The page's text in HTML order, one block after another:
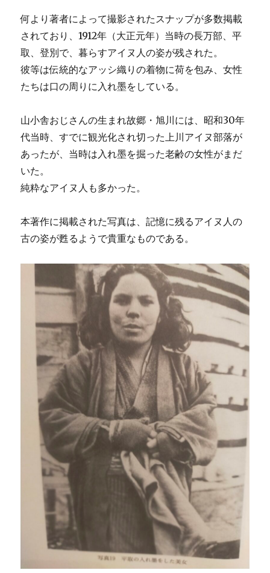
何より著者によって撮影されたスナップが多数掲載
されており、1912年（大正元年）当時の長万部、平
取、登別で、暮らすアイヌ人の姿が残された。
彼等は伝統的なアッシ織りの着物に荷を包み、女性
たちは口の周りに入れ墨をしている。
山小舎おじさんの生まれ故郷・旭川には、昭和30年
代当時、すでに観光化され切った上川アイヌ部落が
あったが、当時は入れ墨を掘った老齢の女性がまだ
いた。
純粋なアイヌ人も多かった。
本著作に掲載された写真は、記憶に残るアイヌ人の
古の姿が甦るようで貴重なものである。